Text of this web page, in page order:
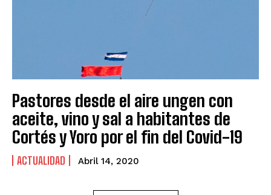
Pastores desde el aire ungen con
aceite, vino y sal a habitantes de
Cortés y Yoro por el fin del Covid-19
ACTUALIDAD Abril 14, 2020